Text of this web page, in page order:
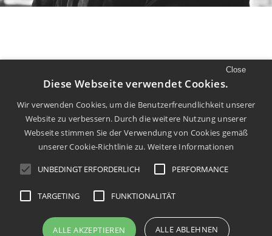
LUST AUF MEHR
Mehr Filme und Diskurs finden Sie auf
unseremYoutubeKanal.
info@dachkult.de
Datenschutz
Close
Diese Webseite verwendet Cookies.
Wir verwenden Cookies, um die Benutzerfreundlichkeit unserer
Website zu verbessern. Durch die weitere Nutzung unserer
Webseite stimmen Sie der Verwendung von Cookies gemäß
unserer Cookie-Richtlinie zu. Weitere Informationen
UNBEDINGT ERFORDERLICH PERFORMANCE
TARGETING FUNKTIONALITÄT
ALLE AKZEPTIEREN ALLE ABLEHNEN